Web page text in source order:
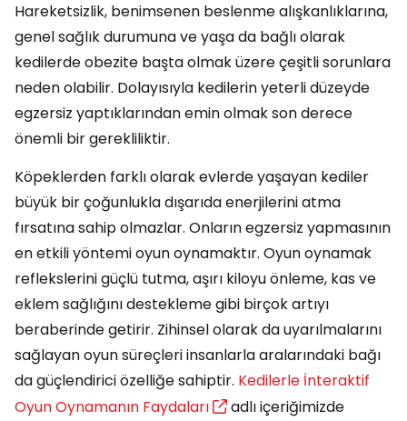
Hareketsizlik, benimsenen beslenme alışkanlıklarına,
genel sağlık durumuna ve yaşa da bağlı olarak
kedilerde obezite başta olmak üzere çeşitli sorunlara
neden olabilir. Dolayısıyla kedilerin yeterli düzeyde
egzersiz yaptıklarından emin olmak son derece
önemli bir gerekliliktir.
Köpeklerden farklı olarak evlerde yaşayan kediler
büyük bir çoğunlukla dışarıda enerjilerini atma
fırsatına sahip olmazlar. Onların egzersiz yapmasının
en etkili yöntemi oyun oynamaktır. Oyun oynamak
reflekslerini güçlü tutma, aşırı kiloyu önleme, kas ve
eklem sağlığını destekleme gibi birçok artıyı
beraberinde getirir. Zihinsel olarak da uyarılmalarını
sağlayan oyun süreçleri insanlarla aralarındaki bağı
da güçlendirici özelliğe sahiptir. Kedilerle İnteraktif
Oyun Oynamanın Faydaları
adlı içeriğimizde